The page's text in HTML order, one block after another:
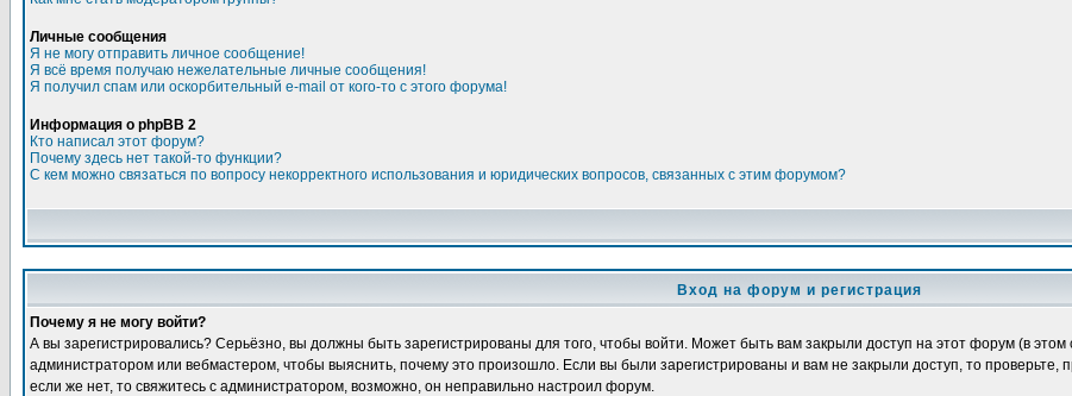
Личные сообщения
Я не могу отправить личное сообщение!
Я всё время получаю нежелательные личные сообщения!
Я получил спам или оскорбительный e-mail от кого-то с этого форума!
Информация о phpBB 2
Кто написал этот форум?
Почему здесь нет такой-то функции?
С кем можно связаться по вопросу некорректного использования и юридических вопросов, связанных с этим форумом?
Вход на форум и регистрация
Почему я не могу войти?
А вы зарегистрировались? Серьёзно, вы должны быть зарегистрированы для того, чтобы войти. Может быть вам закрыли доступ на этот форум (в
администратором или вебмастером, чтобы выяснить, почему это произошло. Если вы были зарегистрированы и вам не закрыли доступ, то
если же нет, то свяжитесь с администратором, возможно, он неправильно настроил форум.